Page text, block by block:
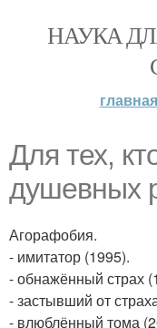
НАУКА
главная
Для тех,
душевных
Агорафобия.
- имитатор (1995).
- обнажённый страх
- застывший от
- влюблённый тома